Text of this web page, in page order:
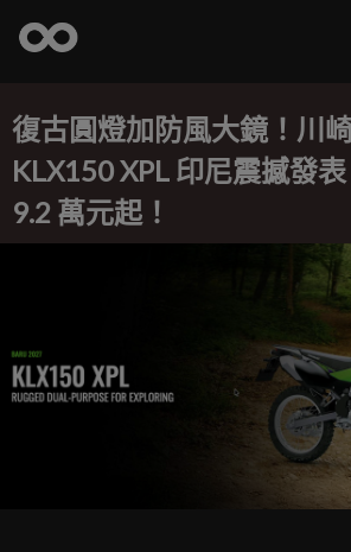
復古圓燈加防風大鏡！川
KLX150 XPL 印尼震撼發
9.2 萬元起！